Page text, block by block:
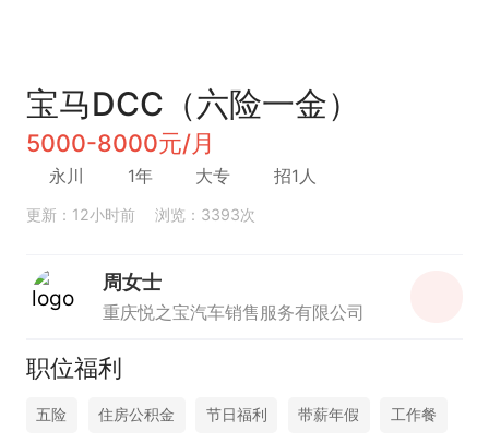
宝马DCC（六险一金）
5000-8000元/月
永川 1年 大专 招1人
更新：12小时前 浏览：3393次
周女士
重庆悦之宝汽车销售服务有限公司
职位福利
五险 住房公积金 节日福利 带薪年假 工作餐